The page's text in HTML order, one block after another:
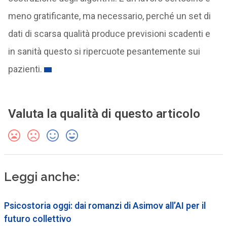
meno gratificante, ma necessario, perché un set di
dati di scarsa qualità produce previsioni scadenti e
in sanità questo si ripercuote pesantemente sui
pazienti.
Valuta la qualità di questo articolo
Leggi anche:
Psicostoria oggi: dai romanzi di Asimov all’AI per il
futuro collettivo